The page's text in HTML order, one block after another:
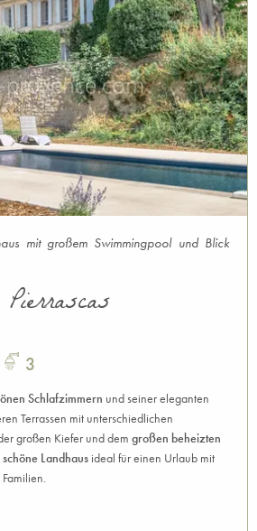
mit großem Swimmingpool und Blick
3
Schlafzimmern und seiner eleganten
Terrassen mit unterschiedlichen
großen Kiefer und dem großen beheizten
schöne Landhaus ideal für einen Urlaub mit